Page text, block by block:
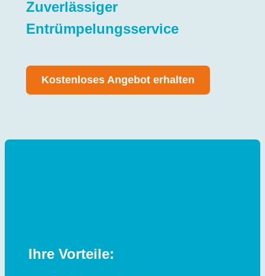
Zuverlässiger
Entrümpelungsservice
Kostenloses Angebot erhalten
Ihre Vorteile: